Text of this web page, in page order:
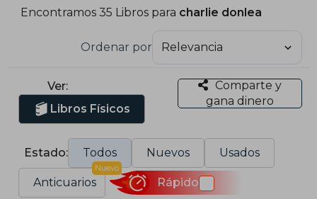
Encontramos 35 Libros para charlie donlea
Ordenar por
Ver:
Libros Físicos
Comparte y
gana dinero
Estado: Todos Nuevos Usados
Anticuarios
Nuevo
Rápido